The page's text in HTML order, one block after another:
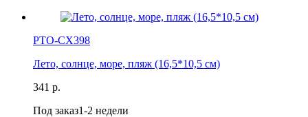
РТО-СХ398
Лето, солнце, море, пляж (16,5*10,5 см)
341 р.
Под заказ1-2 недели